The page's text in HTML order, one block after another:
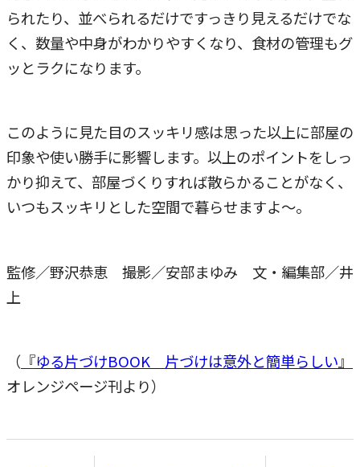
られたり、並べられるだけですっきり見えるだけでな
く、数量や中身がわかりやすくなり、食材の管理もグ
ッとラクになります。
このように見た目のスッキリ感は思った以上に部屋の
印象や使い勝手に影響します。以上のポイントをしっ
かり抑えて、部屋づくりすれば散らかることがなく、
いつもスッキリとした空間で暮らせますよ～。
監修／野沢恭恵 撮影／安部まゆみ 文・編集部／井
上
（ 『ゆる片づけBOOK 片づけは意外と簡単らしい』
オレンジページ刊より）